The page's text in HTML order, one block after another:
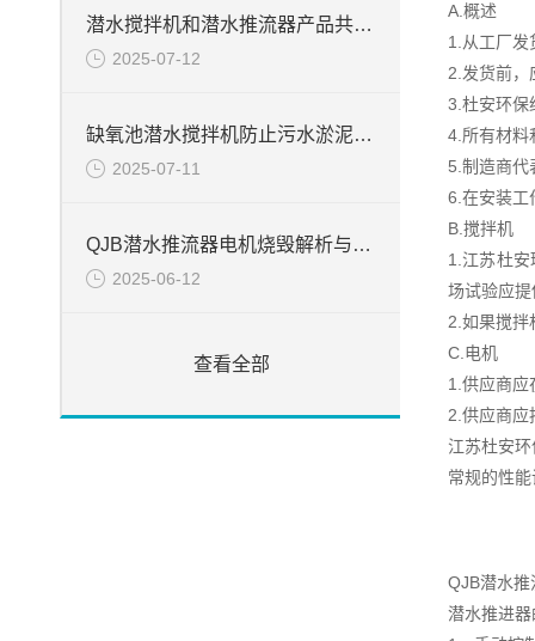
潜水搅拌机和潜水推流器产品共同点
2025-07-12
缺氧池潜水搅拌机防止污水淤泥絮凝堆积方法
2025-07-11
QJB潜水推流器电机烧毁解析与处置
2025-06-12
查看全部
A.概述
1.从工厂发
2.发货前，
3.杜安环保
4.所有材料
5.制造商代
6.在安装工
B.搅拌机
1.江苏杜
场试验应
2.如果搅拌
C.电机
1.供应商应
2.供应商应
江苏杜安
常规的性
QJB潜水
潜水推进